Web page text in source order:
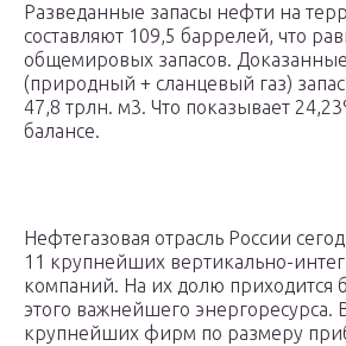
Разведанные запасы нефти на
составляют 109,5 баррелей, что
общемировых запасов.
(природный + сланцевый газ)
47,8 трлн. м3. Что показывает
балансе.
Нефтегазовая отрасль России
11 крупнейших вертикально-
компаний. На их долю приходится
этого важнейшего энергоресурса.
крупнейших фирм по размеру